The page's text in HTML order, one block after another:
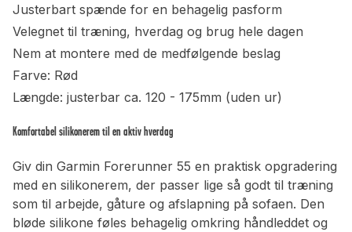
Justerbart spænde for en behagelig pasform
Velegnet til træning, hverdag og brug hele dagen
Nem at montere med de medfølgende beslag
Farve: Rød
Længde: justerbar ca. 120 - 175mm (uden ur)
Komfortabel silikonerem til en aktiv hverdag
Giv din Garmin Forerunner 55 en praktisk opgradering
med en silikonerem, der passer lige så godt til træning
som til arbejde, gåture og afslapning på sofaen. Den
bløde silikone føles behagelig omkring håndleddet og